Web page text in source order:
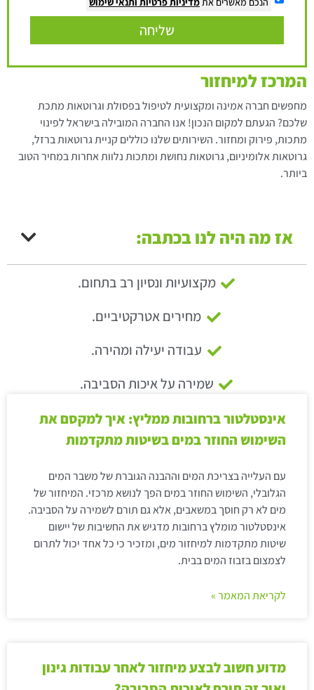
שליחה
המרכז למיחזור
מחפשים חברה אמינה ומקצועית לטיפול בפסולת וגרוטאות מתכת
שלכם? הגעתם למקום הנכון! אנו החברה המובילה בישראל לפינוי
מתכות, פירוק ומחזור. השירותים שלנו כוללים קניית גרוטאות ברזל,
גרוטאות אלומיניום, גרוטאות נחושת ומתכות נלוות אחרות במחיר הטוב
ביותר.
אז מה היה לנו בכתבה:
מקצועיות ונסיון רב בתחום.
מחירים אטרקטיביים.
עבודה יעילה ומהירה.
שמירה על איכות הסביבה.
אינסטלטור ברחובות ממליץ: איך למקסם את
השימוש החוזר במים בשיטות מתקדמות
עם העלייה בצריכת המים וההבנה הגוברת של משבר המים
הגלובלי, השימוש החוזר במים הפך לנושא מרכזי. המיחזור של
מים לא רק חוסך במשאבים, אלא גם תורם לשמירה על הסביבה.
אינסטלטור מומלץ ברחובות מדגיש את החשיבות של יישום
שיטות מתקדמות למיחזור מים, ומזכיר כי כל אחד יכול לתרום
לצמצום בזבוז המים בבית.
לקריאת המאמר »
מדוע חשוב לבצע מיחזור לאחר עבודות גינון